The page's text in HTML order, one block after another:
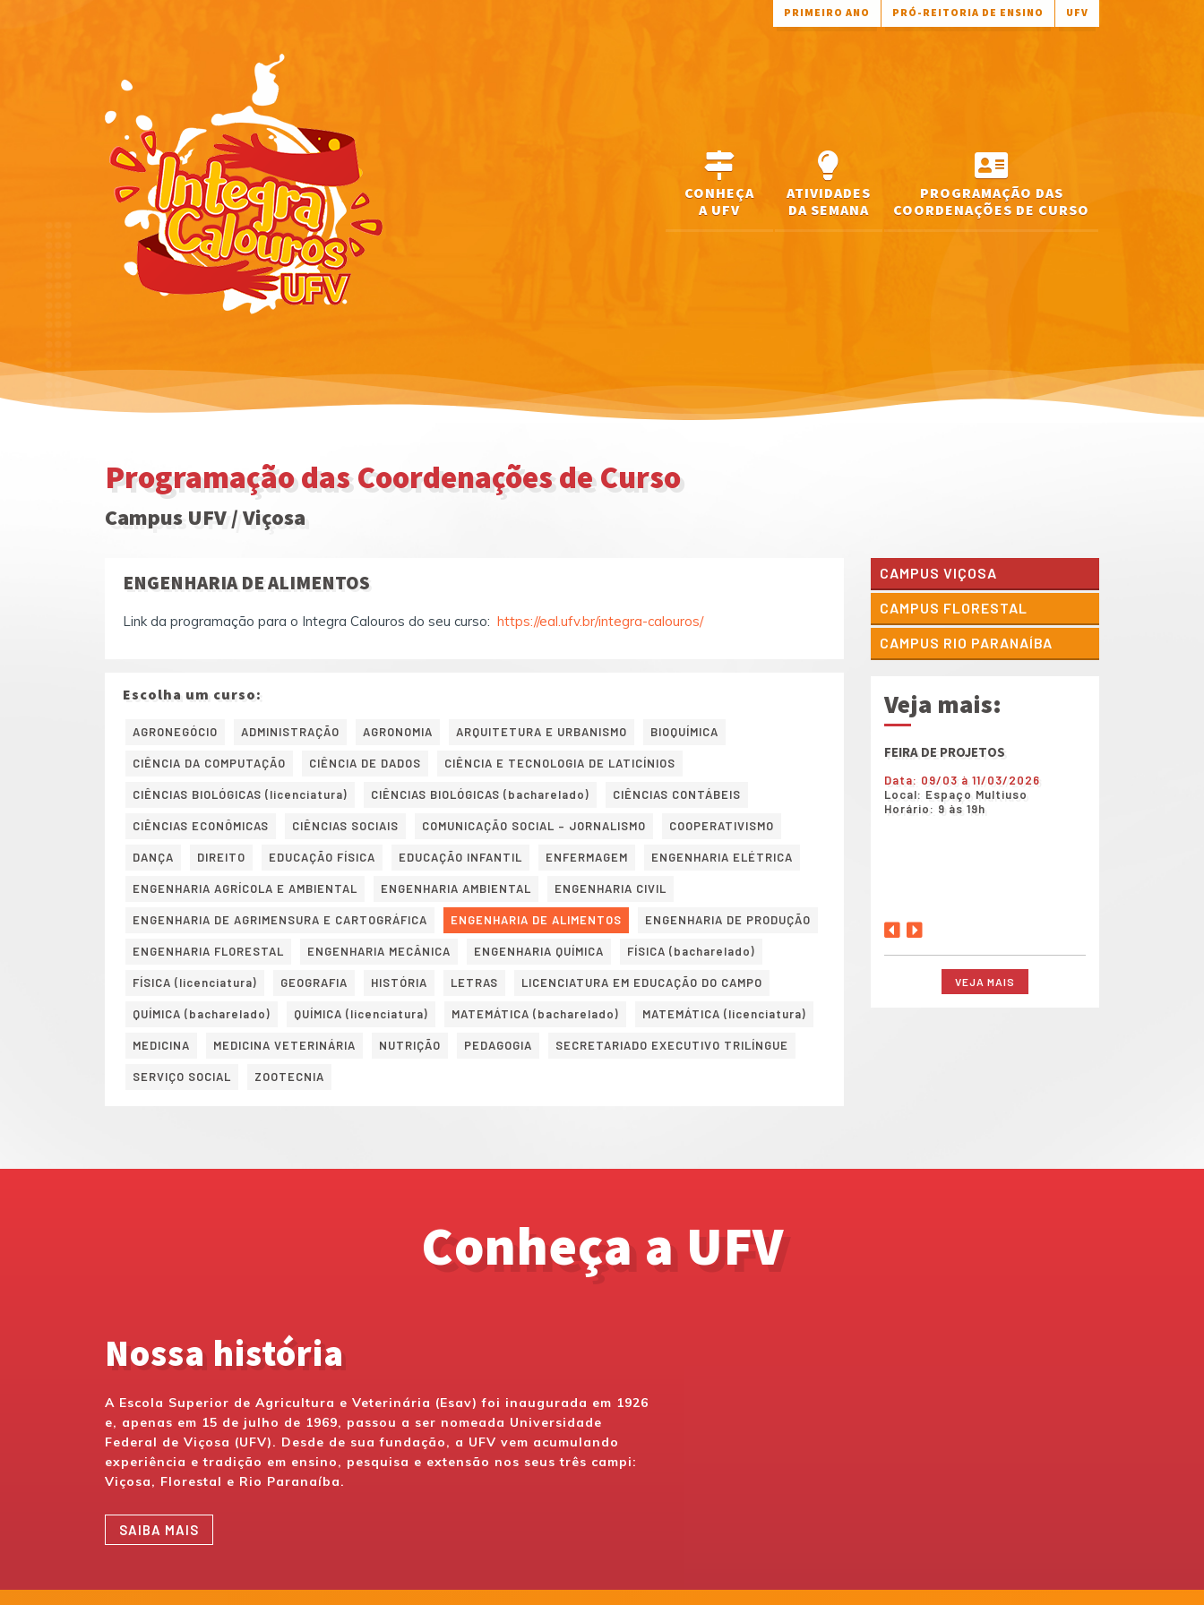
PRIMEIRO ANO PRÓ-REITORIA DE ENSINO UFV
CONHEÇA
A UFV
ATIVIDADES
DA SEMANA
PROGRAMAÇÃO DAS
COORDENAÇÕES DE CURSO
Programação das Coordenações de Curso
Campus UFV / Viçosa
ENGENHARIA DE ALIMENTOS
Link da programação para o Integra Calouros do seu curso: https://eal.ufv.br/integra-calouros/
Escolha um curso:
AGRONEGÓCIO ADMINISTRAÇÃO AGRONOMIA ARQUITETURA E URBANISMO BIOQUÍMICA
CIÊNCIA DA COMPUTAÇÃO CIÊNCIA DE DADOS CIÊNCIA E TECNOLOGIA DE LATICÍNIOS
CIÊNCIAS BIOLÓGICAS (licenciatura) CIÊNCIAS BIOLÓGICAS (bacharelado) CIÊNCIAS CONTÁBEIS
CIÊNCIAS ECONÔMICAS CIÊNCIAS SOCIAIS COMUNICAÇÃO SOCIAL – JORNALISMO COOPERATIVISMO
DANÇA DIREITO EDUCAÇÃO FÍSICA EDUCAÇÃO INFANTIL ENFERMAGEM ENGENHARIA ELÉTRICA
ENGENHARIA AGRÍCOLA E AMBIENTAL ENGENHARIA AMBIENTAL ENGENHARIA CIVIL
ENGENHARIA DE AGRIMENSURA E CARTOGRÁFICA ENGENHARIA DE ALIMENTOS ENGENHARIA DE PRODUÇÃO
ENGENHARIA FLORESTAL ENGENHARIA MECÂNICA ENGENHARIA QUÍMICA FÍSICA (bacharelado)
FÍSICA (licenciatura) GEOGRAFIA HISTÓRIA LETRAS LICENCIATURA EM EDUCAÇÃO DO CAMPO
QUÍMICA (bacharelado) QUÍMICA (licenciatura) MATEMÁTICA (bacharelado) MATEMÁTICA (licenciatura)
MEDICINA MEDICINA VETERINÁRIA NUTRIÇÃO PEDAGOGIA SECRETARIADO EXECUTIVO TRILÍNGUE
SERVIÇO SOCIAL ZOOTECNIA
CAMPUS VIÇOSA
CAMPUS FLORESTAL
CAMPUS RIO PARANAÍBA
Veja mais:
FEIRA DE PROJETOS
Data: 09/03 à 11/03/2026
Local: Espaço Multiuso
Horário: 9 às 19h
VEJA MAIS
Conheça a UFV
Nossa história
A Escola Superior de Agricultura e Veterinária (Esav) foi inaugurada em 1926
e, apenas em 15 de julho de 1969, passou a ser nomeada Universidade
Federal de Viçosa (UFV). Desde de sua fundação, a UFV vem acumulando
experiência e tradição em ensino, pesquisa e extensão nos seus três campi:
Viçosa, Florestal e Rio Paranaíba.
SAIBA MAIS